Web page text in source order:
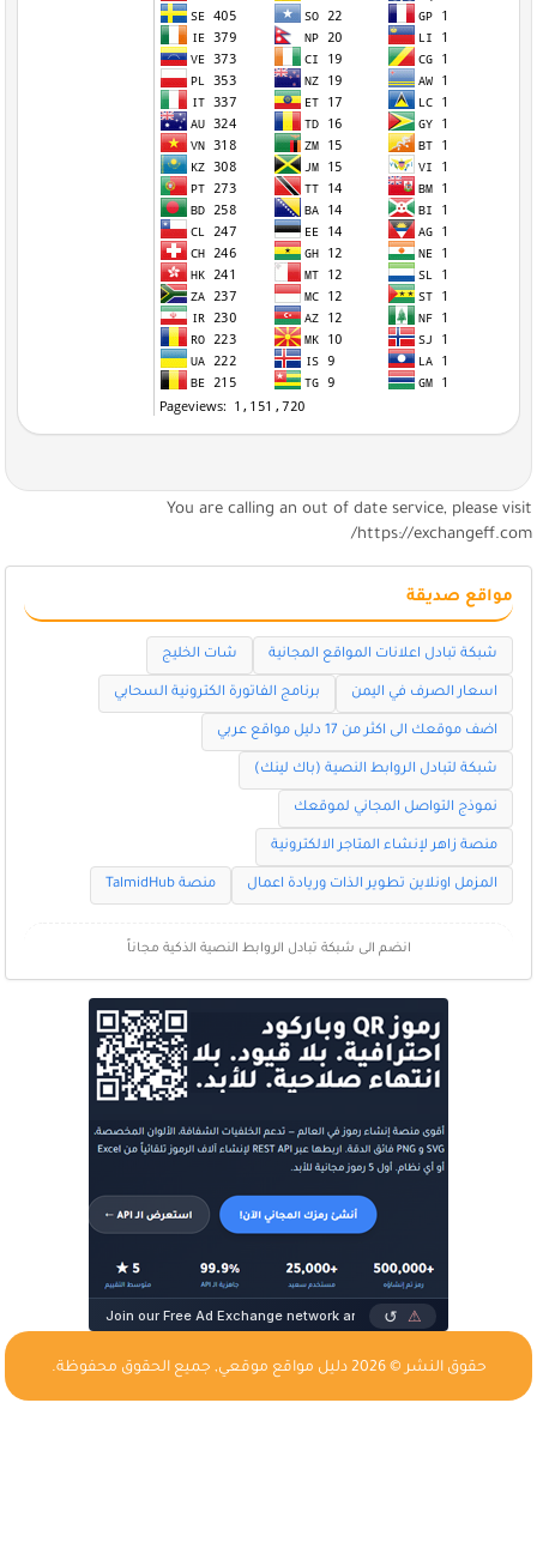
You are calling an out of date service, please visit
https://exchangeff.com/
مواقع صديقة
شبكة تبادل اعلانات المواقع المجانية شات الخليج
اسعار الصرف في اليمن برنامج الفاتورة الكترونية السحابي
اضف موقعك الى اكثر من 17 دليل مواقع عربي
شبكة لتبادل الروابط النصية (باك لينك)
نموذج التواصل المجاني لموقعك
منصة زاهر لإنشاء المتاجر الالكترونية
المزمل اونلاين تطوير الذات وريادة اعمال منصة TalmidHub
انضم الى شبكة تبادل الروابط النصية الذكية مجاناً
حقوق النشر © 2026 دليل مواقع موقعي , جميع الحقوق محفوظة.